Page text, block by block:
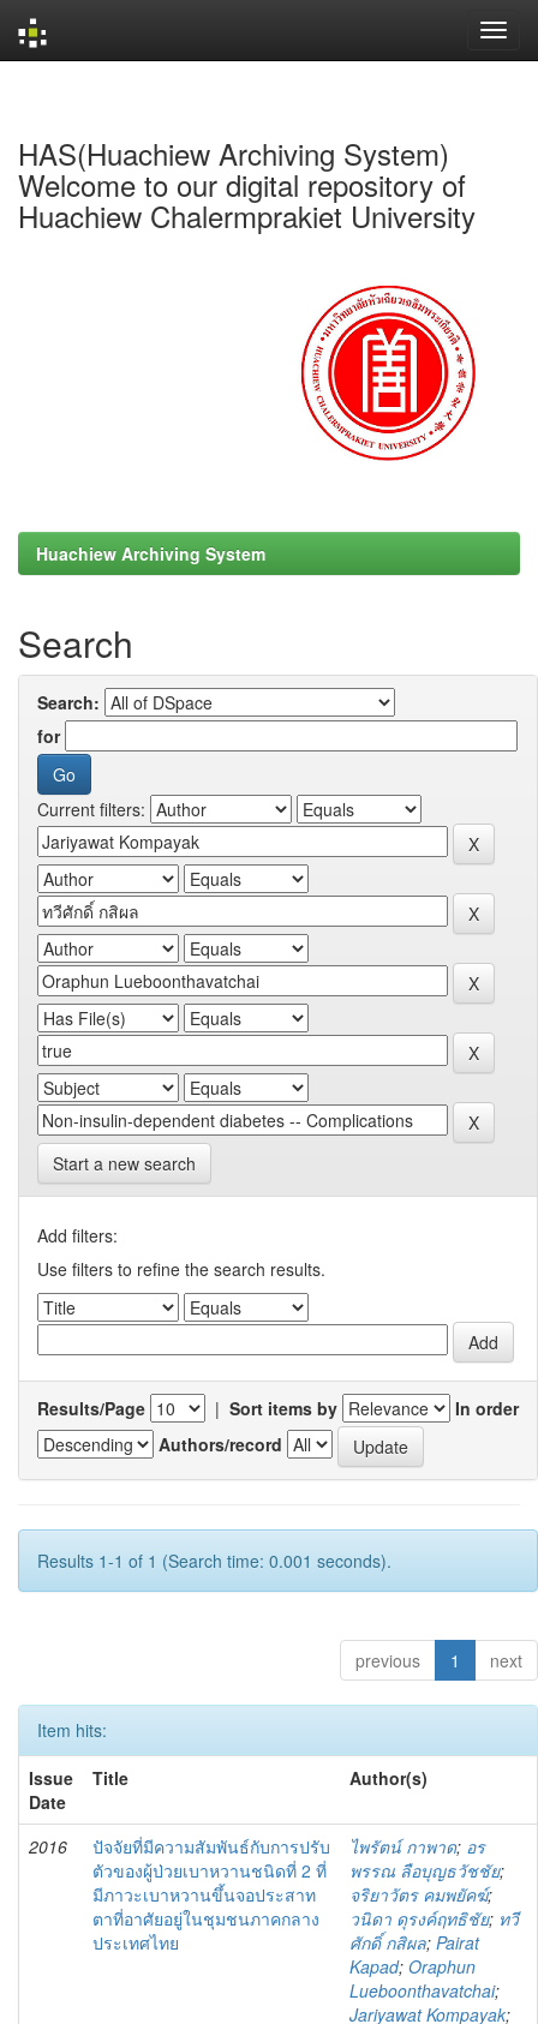
HAS(Huachiew Archiving System)
Welcome to our digital repository of
Huachiew Chalermprakiet University
Huachiew Archiving System
Search
Search:
for
Current filters:
Start a new search
Add filters:
Use filters to refine the search results.
Results/Page | Sort items by
In order
Authors/record
Results 1-1 of 1 (Search time: 0.001 seconds).
previous 1 next
Item hits:
Issue
Date
Title Author(s)
2016
ปัจจัยที่มีความสัมพันธ์กับการปรับ
ตัวของผู้ป่วยเบาหวานชนิดที่ 2 ที่
มีภาวะเบาหวานขึ้นจอประสาท
ตาที่อาศัยอยู่ในชุมชนภาคกลาง
ประเทศไทย
ไพรัตน์ กาพาด; อร
พรรณ ลือบุญธวัชชัย;
จริยาวัตร คมพยัคฆ์;
วนิดา ดุรงค์ฤทธิชัย; ทวี
ศักดิ์ กสิผล; Pairat
Kapad; Oraphun
Lueboonthavatchai;
Jariyawat Kompayak;